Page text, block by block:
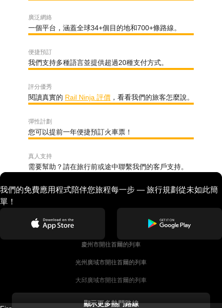
廣泛網絡
一個平台，涵蓋全球34+個目的地和700+條路線。
便捷預訂
我們支持多種語言並提供超過20種支付方式。
評分優秀
閱讀真實的 Rail Ninja 評價 ，看看我們的旅客怎麼說。
彈性計劃
您可以提前一年便捷預訂火車票！
真人支持
需要幫助？請在旅行前或途中聯繫我們的客戶支持。
我們的免費應用程式陪伴您旅程每一步 — 旅行規劃從未如此簡
單！
慶州市開往首爾的列車
光州廣域市開往首爾的列車
大邱廣域市開往首爾的列車
顯示更多熱門路線